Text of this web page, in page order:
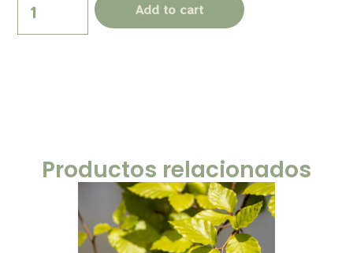
Add to cart
Productos relacionados